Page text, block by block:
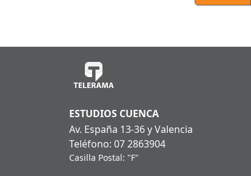
ESTUDIOS CUENCA
Av. España 13-36 y Valencia
Teléfono: 07 2863904
Casilla Postal: "F"